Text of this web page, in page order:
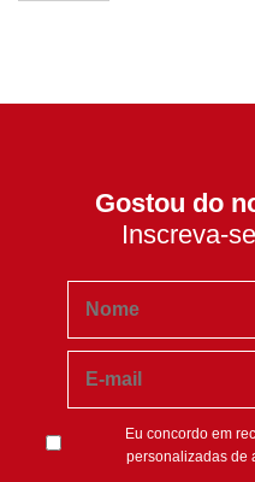
Gostou do
Inscreva-
Eu concordo em
personalizadas de